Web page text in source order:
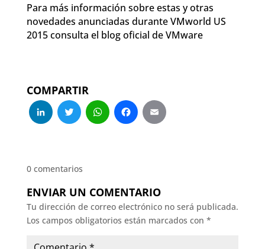
Para más información sobre estas y otras
novedades anunciadas durante VMworld US
2015 consulta el blog oficial de VMware
COMPARTIR
LinkedIn
Twitter
WhatsApp
Facebook
0 comentarios
ENVIAR UN COMENTARIO
Tu dirección de correo electrónico no será publicada.
Los campos obligatorios están marcados con *